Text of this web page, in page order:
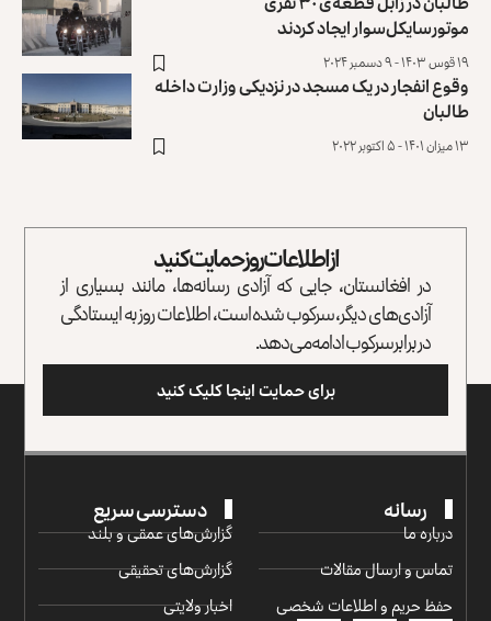
موتورسایکل‌سوار ایجاد کردند
۱۹ قوس ۱۴۰۳ - ۹ دسمبر ۲۰۲۴
وقوع انفجار در یک مسجد در نزدیکی وزارت داخله
طالبان
۱۳ میزان ۱۴۰۱ - ۵ اکتوبر ۲۰۲۲
از اطلاعات روز حمایت کنید
در افغانستان، جایی که آزادی رسانه‌ها، مانند بسیاری از
آزادی‌های دیگر، سرکوب شده است، اطلاعات روز به ایستادگی
در برابر سرکوب ادامه می‌دهد.
برای حمایت اینجا کلیک کنید
رسانه
درباره ما
تماس و ارسال مقالات
حفظ حریم و اطلاعات شخصی
دسترسی سریع
گزارش‌‌های عمقی و بلند
گزارش‌های تحقیقی
اخبار ولایتی